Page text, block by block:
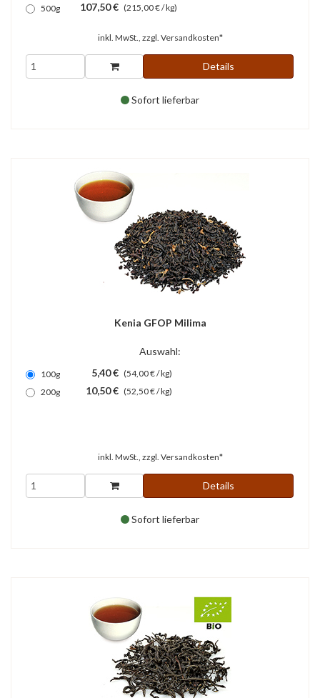
500g
107,50 € (215,00 € / kg)
inkl. MwSt., zzgl. Versandkosten*
Details
Sofort lieferbar
Kenia GFOP Milima
Auswahl:
100g 5,40 € (54,00 € / kg)
200g
10,50 € (52,50 € / kg)
inkl. MwSt., zzgl. Versandkosten*
Details
Sofort lieferbar